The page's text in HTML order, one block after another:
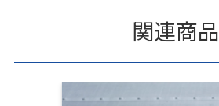
関連商品